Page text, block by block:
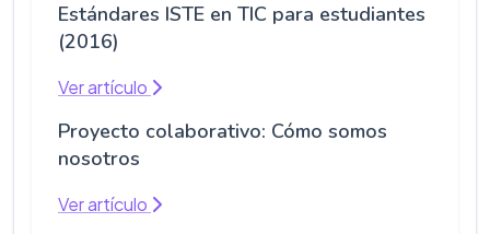
Estándares ISTE en TIC para estudiantes
(2016)
Ver artículo
Proyecto colaborativo: Cómo somos
nosotros
Ver artículo